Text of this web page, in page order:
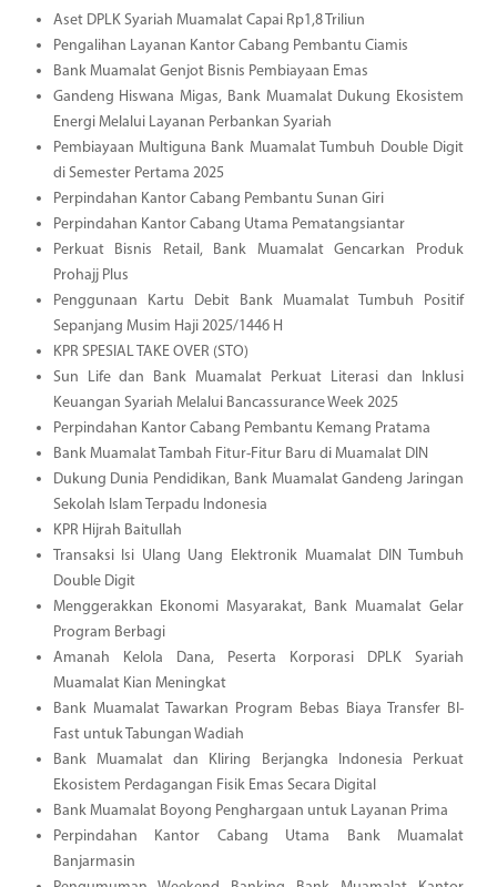
Aset DPLK Syariah Muamalat Capai Rp1,8 Triliun
Pengalihan Layanan Kantor Cabang Pembantu Ciamis
Bank Muamalat Genjot Bisnis Pembiayaan Emas
Gandeng Hiswana Migas, Bank Muamalat Dukung Ekosistem
Energi Melalui Layanan Perbankan Syariah
Pembiayaan Multiguna Bank Muamalat Tumbuh Double Digit
di Semester Pertama 2025
Perpindahan Kantor Cabang Pembantu Sunan Giri
Perpindahan Kantor Cabang Utama Pematangsiantar
Perkuat Bisnis Retail, Bank Muamalat Gencarkan Produk
Prohajj Plus
Penggunaan Kartu Debit Bank Muamalat Tumbuh Positif
Sepanjang Musim Haji 2025/1446 H
KPR SPESIAL TAKE OVER (STO)
Sun Life dan Bank Muamalat Perkuat Literasi dan Inklusi
Keuangan Syariah Melalui Bancassurance Week 2025
Perpindahan Kantor Cabang Pembantu Kemang Pratama
Bank Muamalat Tambah Fitur-Fitur Baru di Muamalat DIN
Dukung Dunia Pendidikan, Bank Muamalat Gandeng Jaringan
Sekolah Islam Terpadu Indonesia
KPR Hijrah Baitullah
Transaksi Isi Ulang Uang Elektronik Muamalat DIN Tumbuh
Double Digit
Menggerakkan Ekonomi Masyarakat, Bank Muamalat Gelar
Program Berbagi
Amanah Kelola Dana, Peserta Korporasi DPLK Syariah
Muamalat Kian Meningkat
Bank Muamalat Tawarkan Program Bebas Biaya Transfer BI-
Fast untuk Tabungan Wadiah
Bank Muamalat dan Kliring Berjangka Indonesia Perkuat
Ekosistem Perdagangan Fisik Emas Secara Digital
Bank Muamalat Boyong Penghargaan untuk Layanan Prima
Perpindahan Kantor Cabang Utama Bank Muamalat
Banjarmasin